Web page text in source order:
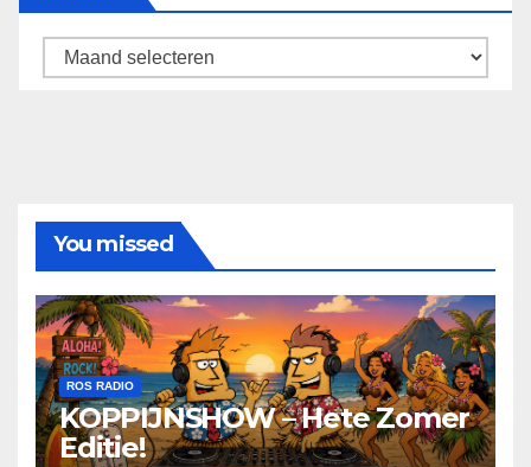
Archief
You missed
ROS RADIO
KOPPIJNSHOW – Hete Zomer
Editie!